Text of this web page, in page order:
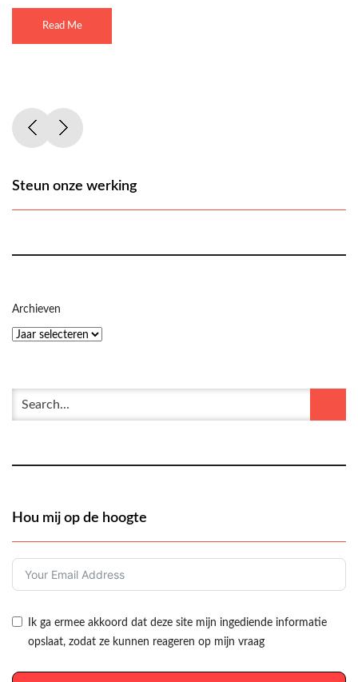
Read Me
Steun onze werking
Archieven
Hou mij op de hoogte
Ik ga ermee akkoord dat deze site mijn ingediende informatie
opslaat, zodat ze kunnen reageren op mijn vraag